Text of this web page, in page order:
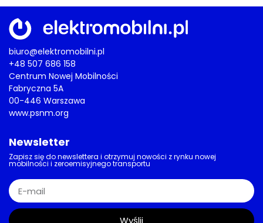
biuro@elektromobilni.pl
+48 507 686 158
Centrum Nowej Mobilności
Fabryczna 5A
00-446 Warszawa
www.psnm.org
Newsletter
Zapisz się do newslettera i otrzymuj nowości z rynku nowej
mobilności i zeroemisyjnego transportu
Wyślij